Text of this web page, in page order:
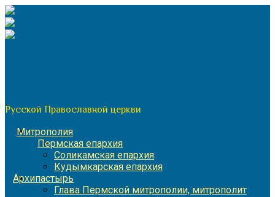
Перейти
к
содержимому
Русской Православной церкви
Митрополия
Пермская епархия
Соликамская епархия
Кудымкарская епархия
Архипастырь
Глава Пермской митрополии, митрополит